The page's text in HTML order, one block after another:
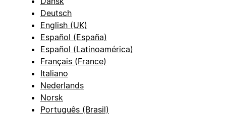
Deutsch
English (UK)
Español (España)
Español (Latinoamérica)
Français (France)
Italiano
Nederlands
Norsk
Português (Brasil)